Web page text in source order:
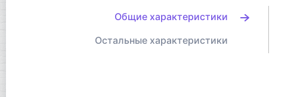
Общие характеристики
Остальные характеристики